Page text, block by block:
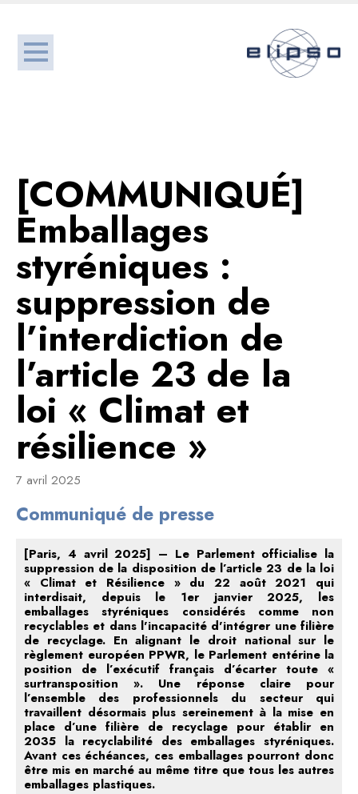
[COMMUNIQUÉ]
Emballages
styréniques :
suppression de
l’interdiction de
l’article 23 de la
loi « Climat et
résilience »
7 avril 2025
Communiqué de presse
[Paris, 4 avril 2025] – Le Parlement officialise la
suppression de la disposition de l’article 23 de la loi
« Climat et Résilience » du 22 août 2021 qui
interdisait, depuis le 1er janvier 2025, les
emballages styréniques considérés comme non
recyclables et dans l'incapacité d'intégrer une filière
de recyclage. En alignant le droit national sur le
règlement européen PPWR, le Parlement entérine la
position de l’exécutif français d’écarter toute «
surtransposition ». Une réponse claire pour
l’ensemble des professionnels du secteur qui
travaillent désormais plus sereinement à la mise en
place d’une filière de recyclage pour établir en
2035 la recyclabilité des emballages styréniques.
Avant ces échéances, ces emballages pourront donc
être mis en marché au même titre que tous les autres
emballages plastiques.